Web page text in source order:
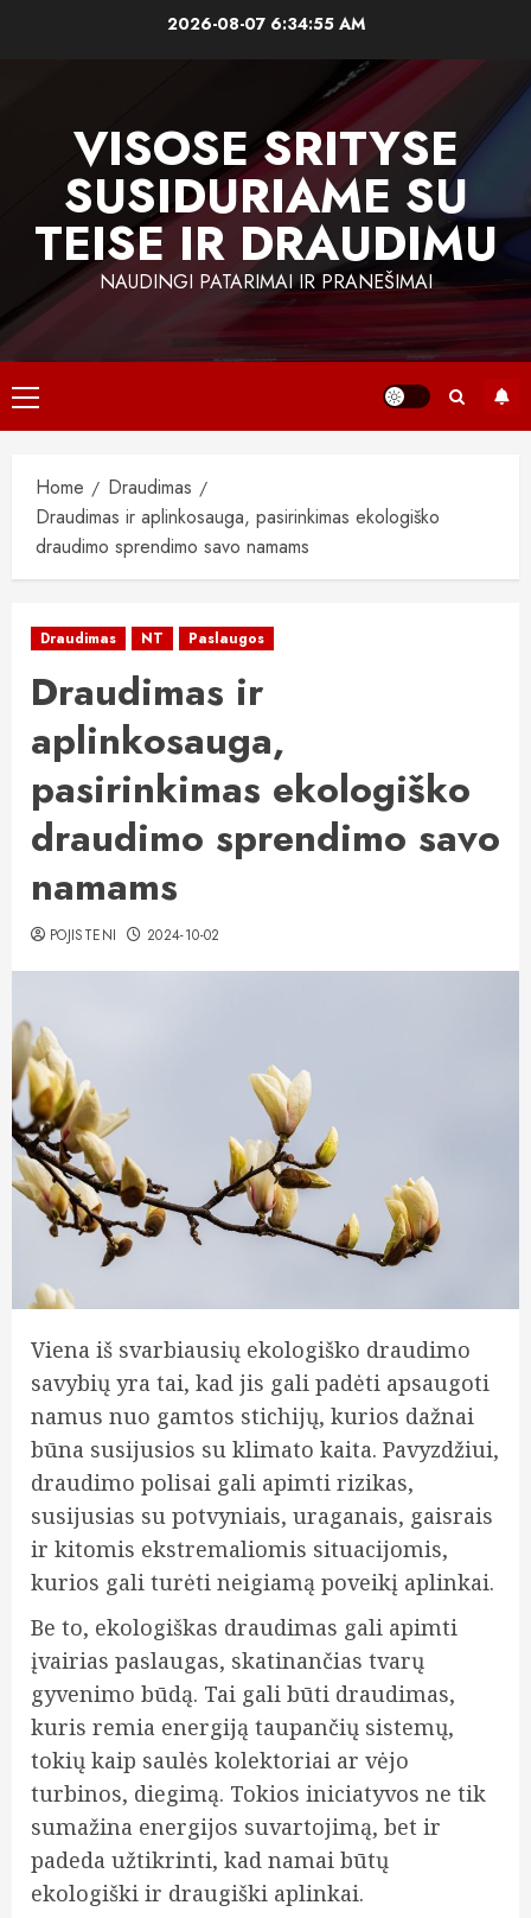
2026-08-07 6:34:56 AM
VISOSE SRITYSE
SUSIDURIAME SU
TEISE IR DRAUDIMU
NAUDINGI PATARIMAI IR PRANEŠIMAI
Primary
Menu
Home
Draudimas
Draudimas ir aplinkosauga, pasirinkimas ekologiško
draudimo sprendimo savo namams
Draudimas NT Paslaugos
Draudimas ir
aplinkosauga,
pasirinkimas ekologiško
draudimo sprendimo savo
namams
POJISTENI 2024-10-02
Viena iš svarbiausių ekologiško draudimo
savybių yra tai, kad jis gali padėti apsaugoti
namus nuo gamtos stichijų, kurios dažnai
būna susijusios su klimato kaita. Pavyzdžiui,
draudimo polisai gali apimti rizikas,
susijusias su potvyniais, uraganais, gaisrais
ir kitomis ekstremaliomis situacijomis,
kurios gali turėti neigiamą poveikį aplinkai.
Be to, ekologiškas draudimas gali apimti
įvairias paslaugas, skatinančias tvarų
gyvenimo būdą. Tai gali būti draudimas,
kuris remia energiją taupančių sistemų,
tokių kaip saulės kolektoriai ar vėjo
turbinos, diegimą. Tokios iniciatyvos ne tik
sumažina energijos suvartojimą, bet ir
padeda užtikrinti, kad namai būtų
ekologiški ir draugiški aplinkai.